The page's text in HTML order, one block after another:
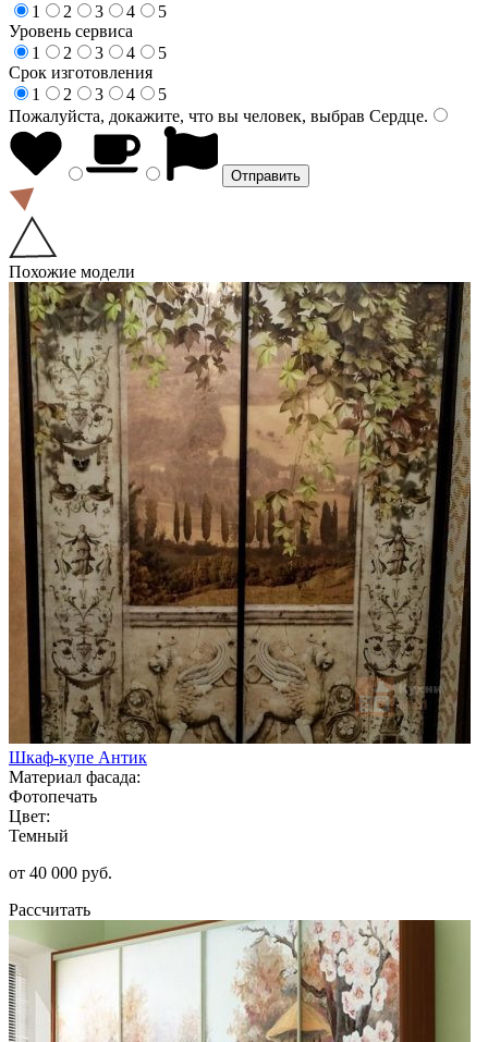
1 2 3 4
5
Уровень сервиса
1
2 3 4
5
Срок изготовления
1
2 3 4
5
Пожалуйста, докажите, что вы человек, выбрав Сердце.
Похожие модели
Шкаф-купе Антик
Материал фасада:
Фотопечать
Цвет:
Темный
от 40 000 руб.
Рассчитать